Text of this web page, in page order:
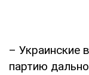
– Украинские
партию